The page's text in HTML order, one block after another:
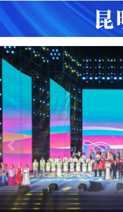
盘龙区在全国舞台唱响“幸福盘
@国务院 我来说